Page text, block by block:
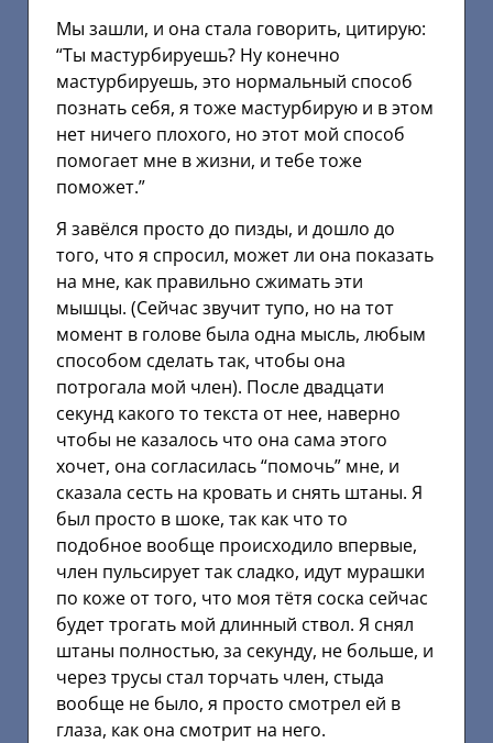
Мы зашли, и она стала говорить, цитирую:
“Ты мастурбируешь? Ну конечно
мастурбируешь, это нормальный способ
познать себя, я тоже мастурбирую и в этом
нет ничего плохого, но этот мой способ
помогает мне в жизни, и тебе тоже
поможет.”
Я завёлся просто до пизды, и дошло до
того, что я спросил, может ли она показать
на мне, как правильно сжимать эти
мышцы. (Сейчас звучит тупо, но на тот
момент в голове была одна мысль, любым
способом сделать так, чтобы она
потрогала мой член). После двадцати
секунд какого то текста от нее, наверно
чтобы не казалось что она сама этого
хочет, она согласилась “помочь” мне, и
сказала сесть на кровать и снять штаны. Я
был просто в шоке, так как что то
подобное вообще происходило впервые,
член пульсирует так сладко, идут мурашки
по коже от того, что моя тётя соска сейчас
будет трогать мой длинный ствол. Я снял
штаны полностью, за секунду, не больше, и
через трусы стал торчать член, стыда
вообще не было, я просто смотрел ей в
глаза, как она смотрит на него.